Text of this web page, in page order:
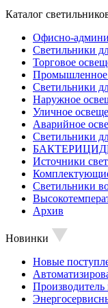
Каталог
Офисно-
Светильники
Торговое
Промышленное
Светильники
Наружное
Уличное
Аварийное
Светильники
Источники
Светильники
Архив
Новинки
Новые